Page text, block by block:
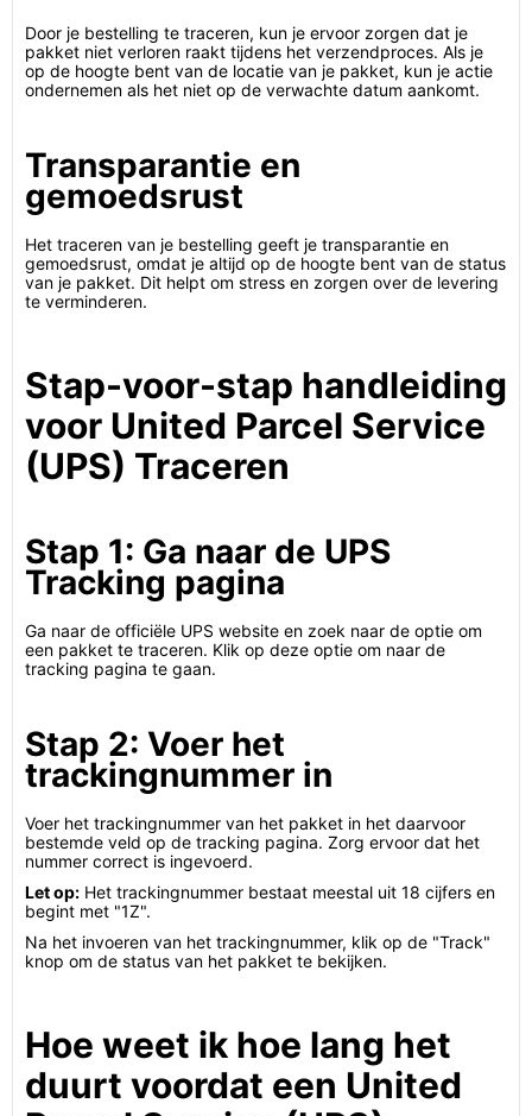
Door je bestelling te traceren, kun je ervoor zorgen dat je
pakket niet verloren raakt tijdens het verzendproces. Als je
op de hoogte bent van de locatie van je pakket, kun je actie
ondernemen als het niet op de verwachte datum aankomt.
Transparantie en
gemoedsrust
Het traceren van je bestelling geeft je transparantie en
gemoedsrust, omdat je altijd op de hoogte bent van de status
van je pakket. Dit helpt om stress en zorgen over de levering
te verminderen.
Stap-voor-stap handleiding
voor United Parcel Service
(UPS) Traceren
Stap 1: Ga naar de UPS
Tracking pagina
Ga naar de officiële UPS website en zoek naar de optie om
een pakket te traceren. Klik op deze optie om naar de
tracking pagina te gaan.
Stap 2: Voer het
trackingnummer in
Voer het trackingnummer van het pakket in het daarvoor
bestemde veld op de tracking pagina. Zorg ervoor dat het
nummer correct is ingevoerd.
Let op: Het trackingnummer bestaat meestal uit 18 cijfers en
begint met "1Z".
Na het invoeren van het trackingnummer, klik op de "Track"
knop om de status van het pakket te bekijken.
Hoe weet ik hoe lang het
duurt voordat een United